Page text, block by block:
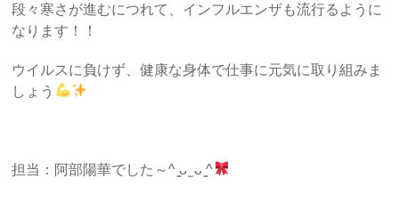
段々寒さが進むにつれて、インフルエンザも流行るように
なります！！
ウイルスに負けず、健康な身体で仕事に元気に取り組みま
しょう
担当：阿部陽華でした～^ ̳ᴗ ̫ ᴗ ̳^